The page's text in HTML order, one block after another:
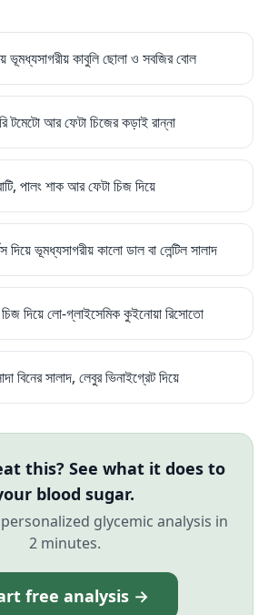
ভূমধ্যসাগরীয় কাবুলি ছোলা ও সবজির বোল
টমেটো আর ফেটা চিজের কড়াই রান্না
পালং শাক আর ফেটা চিজ দিয়ে
দিয়ে ভূমধ্যসাগরীয় কালো ডাল বা লেন্টিল সালাদ
দিয়ে লো-গ্লাইসেমিক কুইনোয়া রিসোতো
বিনের সালাদ, লেবুর ভিনাইগ্রেট দিয়ে
this? See what it does to
blood sugar.
glycemic analysis in
2 minutes.
free analysis →